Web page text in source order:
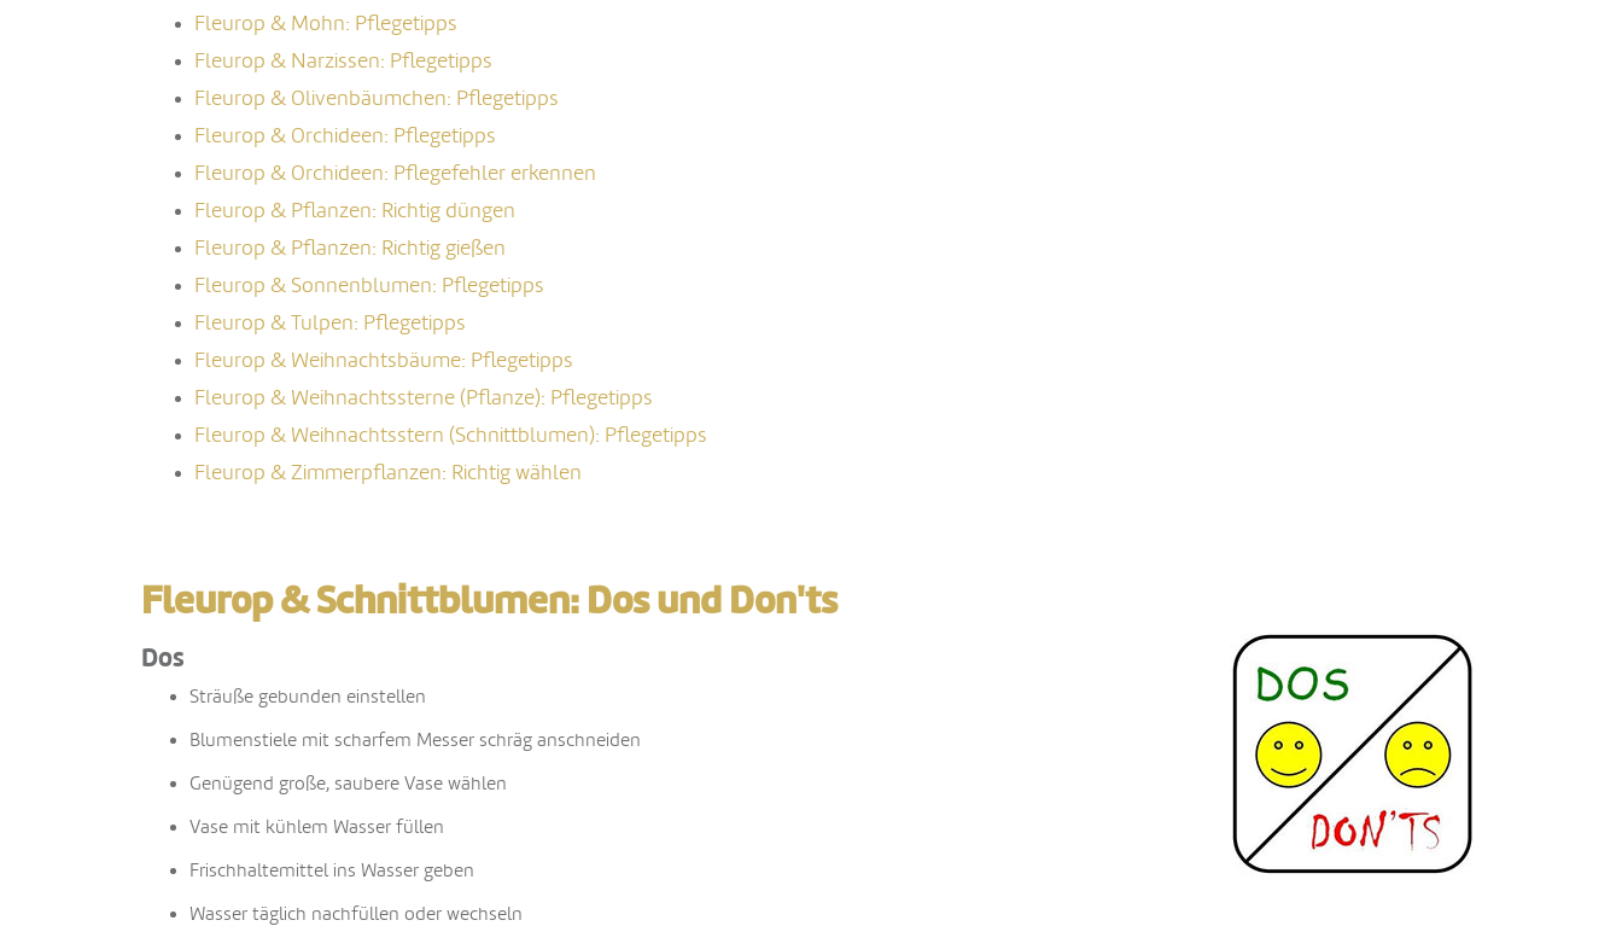
Fleurop & Mohn: Pflegetipps
Fleurop & Narzissen: Pflegetipps
Fleurop & Olivenbäumchen: Pflegetipps
Fleurop & Orchideen: Pflegetipps
Fleurop & Orchideen: Pflegefehler erkennen
Fleurop & Pflanzen: Richtig düngen
Fleurop & Pflanzen: Richtig gießen
Fleurop & Sonnenblumen: Pflegetipps
Fleurop & Tulpen: Pflegetipps
Fleurop & Weihnachtsbäume: Pflegetipps
Fleurop & Weihnachtssterne (Pflanze): Pflegetipps
Fleurop & Weihnachtsstern (Schnittblumen): Pflegetipps
Fleurop & Zimmerpflanzen: Richtig wählen
Fleurop & Schnittblumen: Dos und Don'ts
Dos
Sträuße gebunden einstellen
Blumenstiele mit scharfem Messer schräg anschneiden
Genügend große, saubere Vase wählen
Vase mit kühlem Wasser füllen
Frischhaltemittel ins Wasser geben
Wasser täglich nachfüllen oder wechseln